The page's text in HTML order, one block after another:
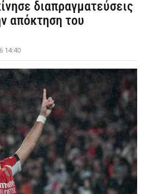
διαπραγματεύσεις
απόκτηση του
14:40